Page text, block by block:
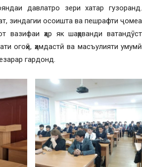
давлатро зери хатар гузоранд.
зиндагии осоишта ва пешрафти ҷомеа
вазифаи ҳар як шаҳрванди ватандӯст
огоҳӣ, ҳамдастӣ ва масъулияти умумӣ
гардонд.